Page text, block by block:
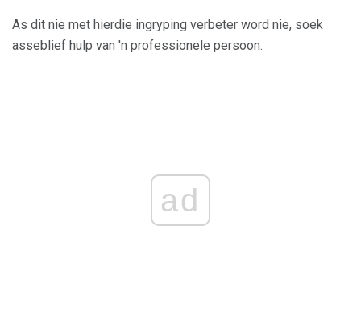
As dit nie met hierdie ingryping verbeter word nie, soek
asseblief hulp van 'n professionele persoon.
ad